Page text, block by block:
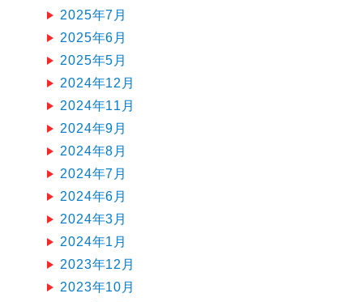
2025年7月
2025年6月
2025年5月
2024年12月
2024年11月
2024年9月
2024年8月
2024年7月
2024年6月
2024年3月
2024年1月
2023年12月
2023年10月